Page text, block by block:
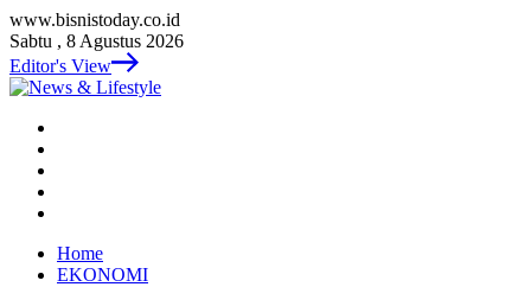
www.bisnistoday.co.id
Sabtu , 8 Agustus 2026
Editor's View
Home
EKONOMI